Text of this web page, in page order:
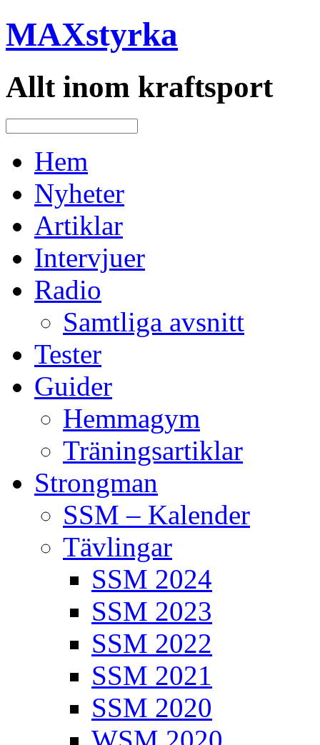
MAXstyrka
Allt inom kraftsport
Hem
Nyheter
Artiklar
Intervjuer
Radio
Samtliga avsnitt
Tester
Guider
Hemmagym
Träningsartiklar
Strongman
SSM – Kalender
Tävlingar
SSM 2024
SSM 2023
SSM 2022
SSM 2021
SSM 2020